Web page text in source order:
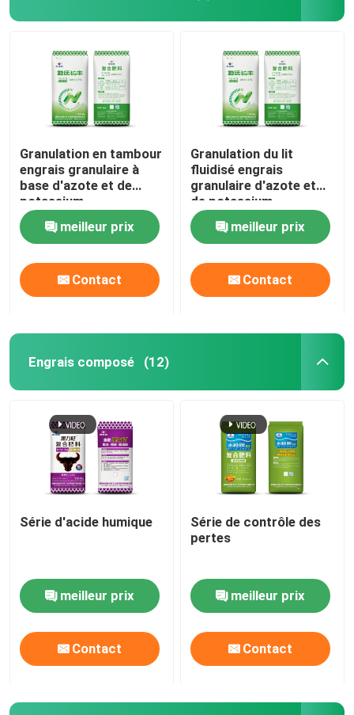
Granulation en tambour
engrais granulaire à
base d'azote et de
potassium
meilleur prix
Contact
Granulation du lit
fluidisé engrais
granulaire d'azote et
de potassium
meilleur prix
Contact
Engrais composé (12)
Série d'acide humique
meilleur prix
Contact
Série de contrôle des
pertes
meilleur prix
Contact